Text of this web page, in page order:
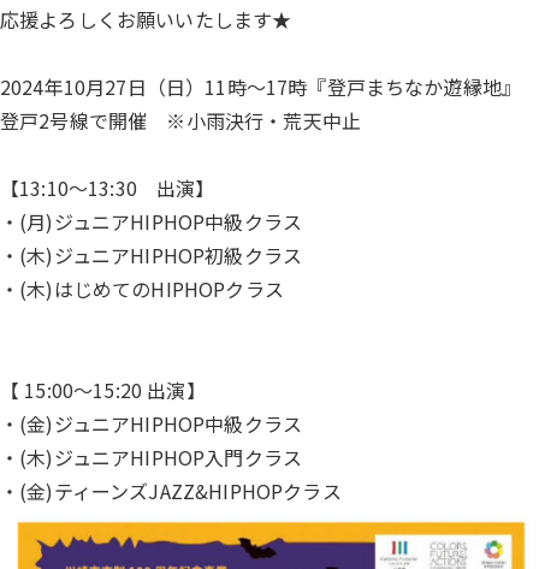
応援よろしくお願いいたします★
2024年10月27日（日）11時～17時『登戸まちなか遊縁地』
登戸2号線で開催 ※小雨決行・荒天中止
【13:10〜13:30 出演】
・(月)ジュニアHIPHOP中級クラス
・(木)ジュニアHIPHOP初級クラス
・(木)はじめてのHIPHOPクラス
【 15:00〜15:20 出演】
・(金)ジュニアHIPHOP中級クラス
・(木)ジュニアHIPHOP入門クラス
・(金)ティーンズJAZZ&HIPHOPクラス